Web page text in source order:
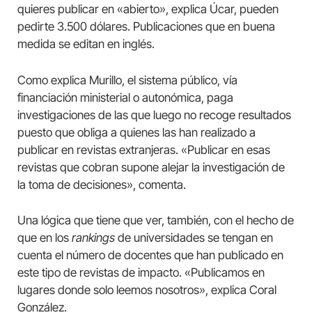
quieres publicar en «abierto», explica Úcar, pueden
pedirte 3.500 dólares. Publicaciones que en buena
medida se editan en inglés.
Como explica Murillo, el sistema público, vía
financiación ministerial o autonómica, paga
investigaciones de las que luego no recoge resultados
puesto que obliga a quienes las han realizado a
publicar en revistas extranjeras. «Publicar en esas
revistas que cobran supone alejar la investigación de
la toma de decisiones», comenta.
Una lógica que tiene que ver, también, con el hecho de
que en los rankings de universidades se tengan en
cuenta el número de docentes que han publicado en
este tipo de revistas de impacto. «Publicamos en
lugares donde solo leemos nosotros», explica Coral
González.